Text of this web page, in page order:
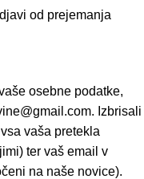
od prejemanja
osebne podatke,
Izbrisali
vaša pretekla
ter vaš email v
na naše novice).